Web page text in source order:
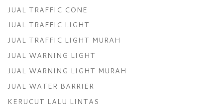
JUAL TRAFFIC CONE
JUAL TRAFFIC LIGHT
JUAL TRAFFIC LIGHT MURAH
JUAL WARNING LIGHT
JUAL WARNING LIGHT MURAH
JUAL WATER BARRIER
KERUCUT LALU LINTAS